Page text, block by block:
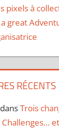
pixels à
great
RÉCENTS
dansTrois